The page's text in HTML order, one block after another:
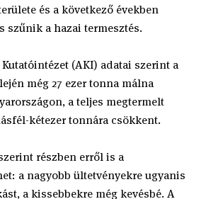
és a következő években
szűnik a hazai termesztés.
(AKI) adatai szerint a
még 27 ezer tonna málna
a teljes megtermelt
kétezer tonnára csökkent.
részben erről is a
a nagyobb ültetvényekre ugyanis
a kissebbekre még kevésbé. A